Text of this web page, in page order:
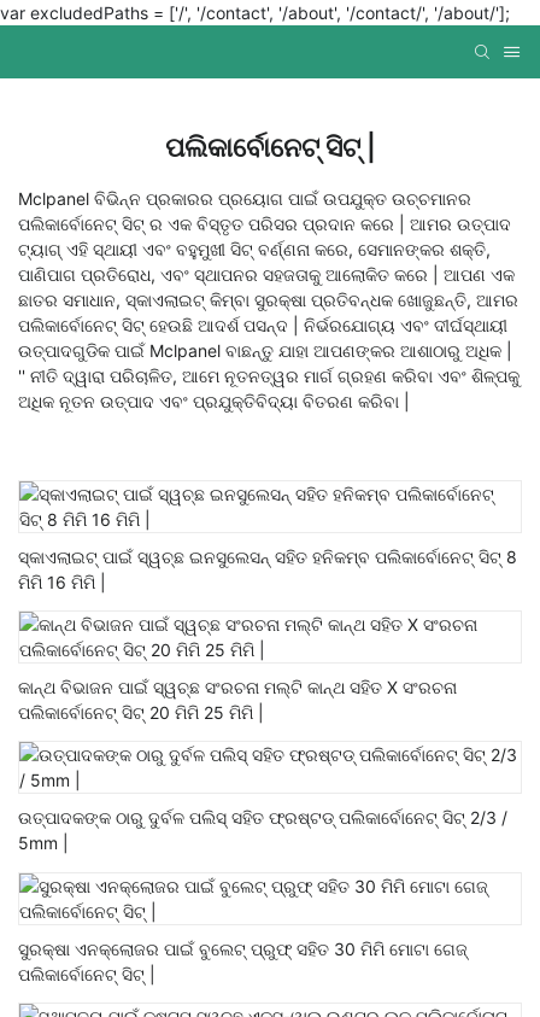
var excludedPaths = ['/', '/contact', '/about', '/contact/', '/about/'];
ପଲିକାର୍ବୋନେଟ୍ ସିଟ୍ |
Mclpanel ବିଭିନ୍ନ ପ୍ରକାରର ପ୍ରୟୋଗ ପାଇଁ ଉପଯୁକ୍ତ ଉଚ୍ଚମାନର
ପଲିକାର୍ବୋନେଟ୍ ସିଟ୍ ର ଏକ ବିସ୍ତୃତ ପରିସର ପ୍ରଦାନ କରେ | ଆମର ଉତ୍ପାଦ
ଟ୍ୟାଗ୍ ଏହି ସ୍ଥାୟୀ ଏବଂ ବହୁମୁଖୀ ସିଟ୍ ବର୍ଣ୍ଣନା କରେ, ସେମାନଙ୍କର ଶକ୍ତି,
ପାଣିପାଗ ପ୍ରତିରୋଧ, ଏବଂ ସ୍ଥାପନର ସହଜତାକୁ ଆଲୋକିତ କରେ | ଆପଣ ଏକ
ଛାତର ସମାଧାନ, ସ୍କାଏଲାଇଟ୍ କିମ୍ବା ସୁରକ୍ଷା ପ୍ରତିବନ୍ଧକ ଖୋଜୁଛନ୍ତି, ଆମର
ପଲିକାର୍ବୋନେଟ୍ ସିଟ୍ ହେଉଛି ଆଦର୍ଶ ପସନ୍ଦ | ନିର୍ଭରଯୋଗ୍ୟ ଏବଂ ଦୀର୍ଘସ୍ଥାୟୀ
ଉତ୍ପାଦଗୁଡିକ ପାଇଁ Mclpanel ବାଛନ୍ତୁ ଯାହା ଆପଣଙ୍କର ଆଶାଠାରୁ ଅଧିକ |
'' ନୀତି ଦ୍ୱାରା ପରିଚାଳିତ, ଆମେ ନୂତନତ୍ୱର ମାର୍ଗ ଗ୍ରହଣ କରିବା ଏବଂ ଶିଳ୍ପକୁ
ଅଧିକ ନୂତନ ଉତ୍ପାଦ ଏବଂ ପ୍ରଯୁକ୍ତିବିଦ୍ୟା ବିତରଣ କରିବା |
ସ୍କାଏଲାଇଟ୍ ପାଇଁ ସ୍ୱଚ୍ଛ ଇନସୁଲେସନ୍ ସହିତ ହନିକମ୍ବ ପଲିକାର୍ବୋନେଟ୍ ସିଟ୍ 8
ମିମି 16 ମିମି |
କାନ୍ଥ ବିଭାଜନ ପାଇଁ ସ୍ୱଚ୍ଛ ସଂରଚନା ମଲ୍ଟି କାନ୍ଥ ସହିତ X ସଂରଚନା
ପଲିକାର୍ବୋନେଟ୍ ସିଟ୍ 20 ମିମି 25 ମିମି |
ଉତ୍ପାଦକଙ୍କ ଠାରୁ ଦୁର୍ବଳ ପଲିସ୍ ସହିତ ଫ୍ରଷ୍ଟଡ୍ ପଲିକାର୍ବୋନେଟ୍ ସିଟ୍ 2/3 /
5mm |
ସୁରକ୍ଷା ଏନକ୍ଲୋଜର ପାଇଁ ବୁଲେଟ୍ ପ୍ରୁଫ୍ ସହିତ 30 ମିମି ମୋଟା ଗେଜ୍
ପଲିକାର୍ବୋନେଟ୍ ସିଟ୍ |